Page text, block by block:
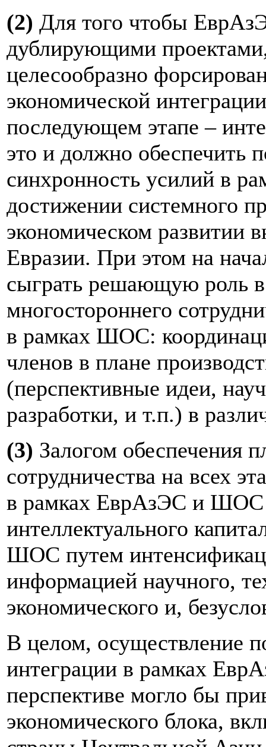
(2) Для того чтобы
дублирующими
целесообразно
экономической
последующем этапе –
это и должно обеспечить
синхронность усилий в
достижении системного
экономическом развитии
Евразии. При этом на
сыграть решающую роль
многостороннего
в рамках ШОС:
членов в плане
(перспективные идеи,
разработки, и т.п.) в
(3) Залогом обеспечения
сотрудничества на всех
в рамках ЕврАзЭС и ШОС
интеллектуального
ШОС путем
информацией научного,
экономического и,
В целом, осуществление
интеграции в рамках
перспективе могло бы
экономического блока,